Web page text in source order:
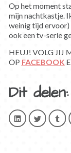
Op het moment
mijn nachtkastje.
weinig tijd ervoor)
ook een tv-serie
HEUJ! VOLG JIJ
OP FACEBOOK
Dit delen:
Klik
om
op
Klik
om
te
Klik
om
op